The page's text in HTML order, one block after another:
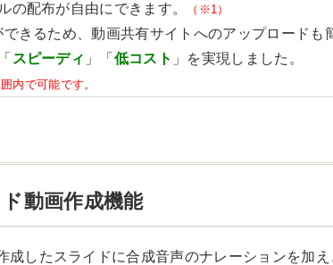
の配布が自由にできます。 （※1）
きるため、動画共有サイトへのアップロード
スピーディ 」「 低コスト 」を実現しました。
内で可能です。
動画作成機能
成したスライドに合成音声のナレーションを加